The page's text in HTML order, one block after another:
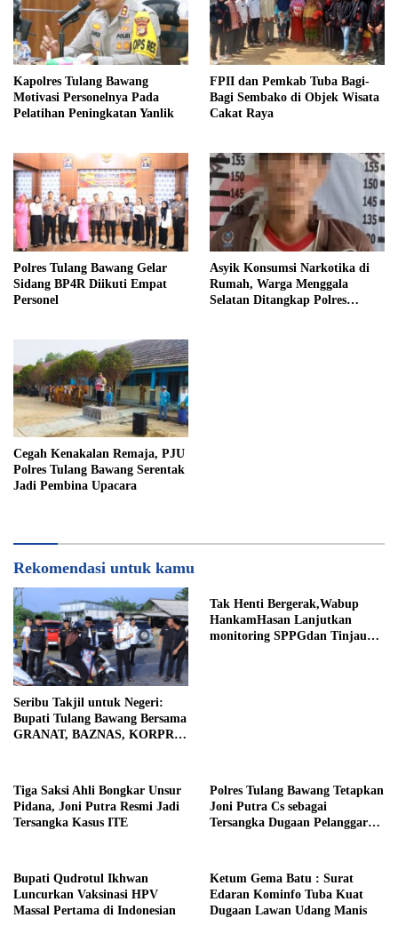
Kapolres Tulang Bawang
Motivasi Personelnya Pada
Pelatihan Peningkatan Yanlik
FPII dan Pemkab Tuba Bagi-
Bagi Sembako di Objek Wisata
Cakat Raya
Polres Tulang Bawang Gelar
Sidang BP4R Diikuti Empat
Personel
Asyik Konsumsi Narkotika di
Rumah, Warga Menggala
Selatan Ditangkap Polres
Cegah Kenakalan Remaja, PJU
Polres Tulang Bawang Serentak
Jadi Pembina Upacara
Rekomendasi untuk kamu
Seribu Takjil untuk Negeri:
Bupati Tulang Bawang Bersama
GRANAT, BAZNAS, KORPRI
Tak Henti Bergerak,Wabup
HankamHasan Lanjutkan
monitoring SPPGdan Tinjau
Tiga Saksi Ahli Bongkar Unsur
Pidana, Joni Putra Resmi Jadi
Tersangka Kasus ITE
Polres Tulang Bawang Tetapkan
Joni Putra Cs sebagai
Tersangka Dugaan Pelanggaran
Bupati Qudrotul Ikhwan
Luncurkan Vaksinasi HPV
Massal Pertama di Indonesian
Ketum Gema Batu : Surat
Edaran Kominfo Tuba Kuat
Dugaan Lawan Udang Manis